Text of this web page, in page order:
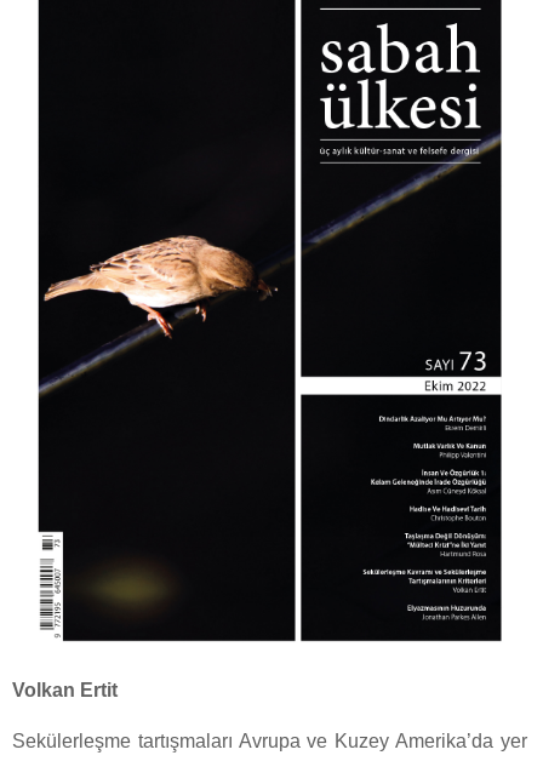
Volkan Ertit
Sekülerleşme tartışmaları Avrupa ve Kuzey Amerika’da yer